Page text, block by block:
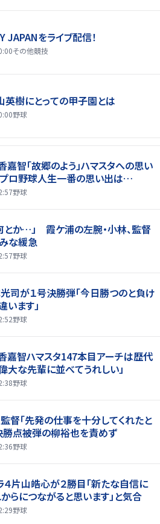
JAPANをライブ配信！
その他競技
英樹にとっての甲子園とは
野球
嘉智「故郷のよう」ハマスタへの思い
ロ野球人生一番の思い出は…
野球
とか…」 霞ケ浦の左腕・小林、監督
な緩急
野球
光司が１号決勝弾「今日勝つのと負け
います」
野球
香嘉智ハマスタ147本目アーチは歴代
偉大な先輩に並べてうれしい」
野球
監督「先発の仕事を十分してくれたと
勝点被弾の柳裕也を責めず
野球
４片山皓心が２勝目「新たな自信に
からにつながると思います」と気合
野球